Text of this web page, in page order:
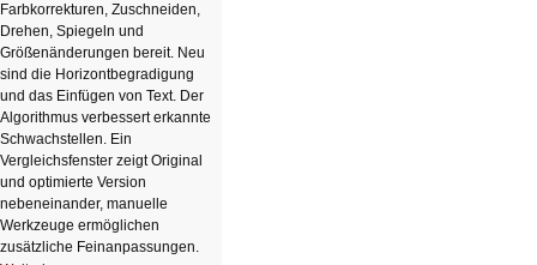
Farbkorrekturen, Zuschneiden,
Drehen, Spiegeln und
Größenänderungen bereit. Neu
sind die Horizontbegradigung
und das Einfügen von Text. Der
Algorithmus verbessert erkannte
Schwachstellen. Ein
Vergleichsfenster zeigt Original
und optimierte Version
nebeneinander, manuelle
Werkzeuge ermöglichen
zusätzliche Feinanpassungen.